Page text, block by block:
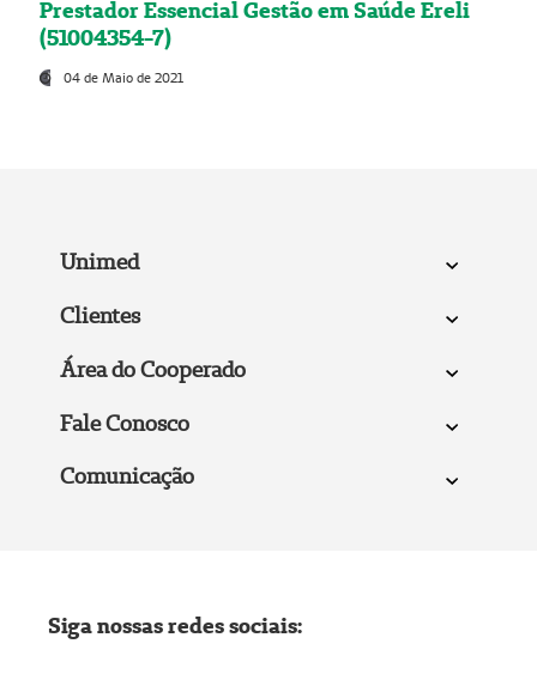
Prestador Essencial Gestão em Saúde Ereli
(51004354-7)
04 de Maio de 2021
Unimed
Clientes
Área do Cooperado
Fale Conosco
Comunicação
Siga nossas redes sociais: